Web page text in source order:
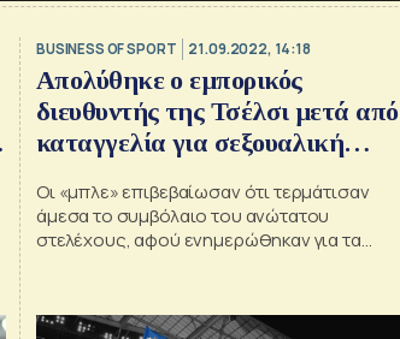
BUSINESS OF SPORT 21.09.2022, 14:18
Απολύθηκε ο εμπορικός
διευθυντής της Τσέλσι μετά από
καταγγελία για σεξουαλική
Οι «μπλε» επιβεβαίωσαν ότι τερμάτισαν
άμεσα το συμβόλαιο του ανώτατου
στελέχους, αφού ενημερώθηκαν για τα